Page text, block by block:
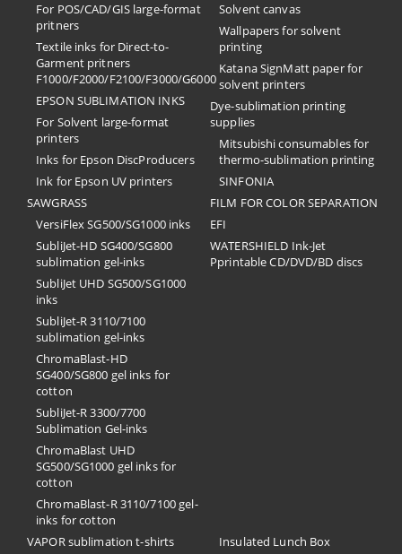
For POS/CAD/GIS large-format
pritners
Textile inks for Direct-to-
Garment pritners
F1000/F2000/F2100/F3000/G6000
EPSON SUBLIMATION INKS
For Solvent large-format
printers
Inks for Epson DiscProducers
Ink for Epson UV printers
SAWGRASS
VersiFlex SG500/SG1000 inks
SubliJet-HD SG400/SG800
sublimation gel-inks
SubliJet UHD SG500/SG1000
inks
SubliJet-R 3110/7100
sublimation gel-inks
ChromaBlast-HD
SG400/SG800 gel inks for
cotton
SubliJet-R 3300/7700
Sublimation Gel-inks
ChromaBlast UHD
SG500/SG1000 gel inks for
cotton
ChromaBlast-R 3110/7100 gel-
inks for cotton
Solvent canvas
Wallpapers for solvent
printing
Katana SignMatt paper for
solvent printers
Dye-sublimation printing
supplies
Mitsubishi consumables for
thermo-sublimation printing
SINFONIA
FILM FOR COLOR SEPARATION
EFI
​WATERSHIELD Ink-Jet
Pprintable CD/DVD/BD discs
VAPOR sublimation t-shirts
Insulated Lunch Box